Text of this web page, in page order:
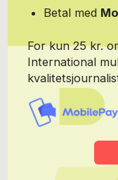
Betal med
For kun 25 kr.
International